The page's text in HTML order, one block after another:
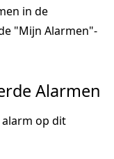
in de
"Mijn Alarmen"-
Alarmen
alarm op dit